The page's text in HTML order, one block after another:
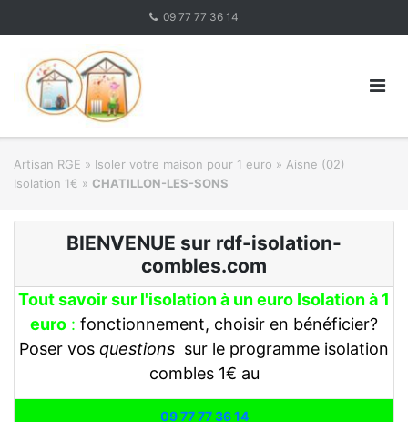
09 77 77 36 14
Artisan RGE » Isoler votre maison pour 1 euro » Aisne (02)
Isolation 1€ » CHATILLON-LES-SONS
BIENVENUE sur rdf-isolation-
combles.com
Tout savoir sur l'isolation à un euro Isolation à 1
euro : fonctionnement, choisir en bénéficier?
Poser vos questions sur le programme isolation
combles 1€ au
09 77 77 36 14